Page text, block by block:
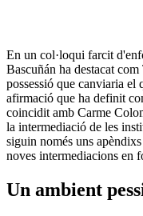
En un col·loqui farcit
Bascuñán ha destacat
possessió que canviaria el
afirmació que ha definit
coincidit amb Carme
la intermediació de les
siguin només uns
noves intermediacions en
Un ambient